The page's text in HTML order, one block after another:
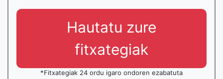
Hautatu zure
fitxategiak
*Fitxategiak 24 ordu igaro ondoren ezabatuta